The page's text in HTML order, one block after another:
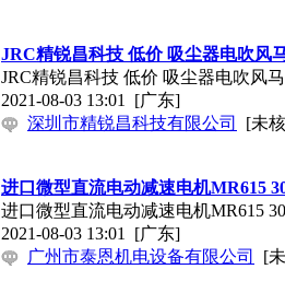
JRC精锐昌科技 低价 吸尘器电吹风
JRC精锐昌科技 低价 吸尘器电吹风
2021-08-03 13:01 [广东]
深圳市精锐昌科技有限公司
[未
进口微型直流电动减速电机MR615
进口微型直流电动减速电机MR615
2021-08-03 13:01 [广东]
广州市泰恩机电设备有限公司
[